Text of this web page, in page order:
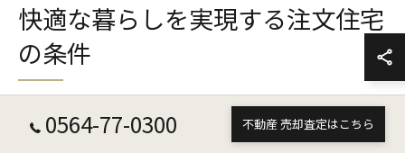
快適な暮らしを実現する注文住宅
の条件
注文住宅で快適さを追求する間取りの工夫
0564-77-0300 不動産 売却査定はこちら